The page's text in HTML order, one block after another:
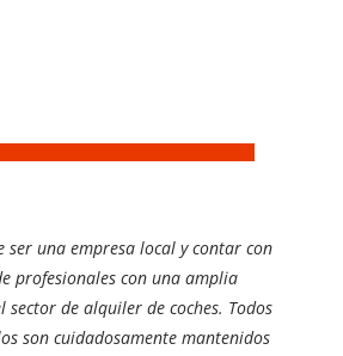
ser una empresa local y contar con
profesionales con una amplia
sector de alquiler de coches. Todos
son cuidadosamente mantenidos